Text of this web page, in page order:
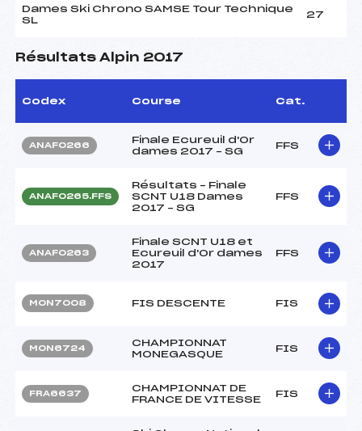
Dames Ski Chrono SAMSE Tour Technique
SL
27
Résultats Alpin 2017
Codex Course Cat.
ANAF0266
Finale Ecureuil d'Or
dames 2017 – SG
FFS
ANAF0265.FFS
Résultats – Finale
SCNT U18 Dames
2017 – SG
FFS
ANAF0263
Finale SCNT U18 et
Ecureuil d'Or dames
2017
FFS
MON7008 FIS DESCENTE FIS
MON6724
CHAMPIONNAT
MONEGASQUE
FIS
FRA6637
CHAMPIONNAT DE
FRANCE DE VITESSE
FIS